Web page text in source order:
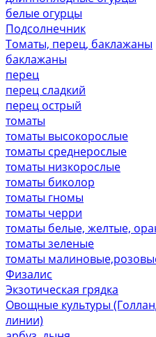
белые огурцы
Подсолнечник
Томаты, перец, баклажаны
баклажаны
перец
перец сладкий
перец острый
томаты
томаты высокорослые
томаты среднерослые
томаты низкорослые
томаты биколор
томаты гномы
томаты черри
томаты белые, желтые,
томаты зеленые
томаты
Физалис
Экзотическая грядка
Овощные культуры
линии)